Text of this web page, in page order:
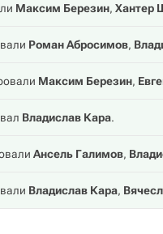
Максим Березин, Хантер
Роман Абросимов,
Максим Березин,
Владислав Кара.
Ансель Галимов,
Владислав Кара,